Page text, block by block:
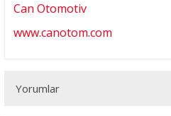
Can Otomotiv
www.canotom.com
Yorumlar